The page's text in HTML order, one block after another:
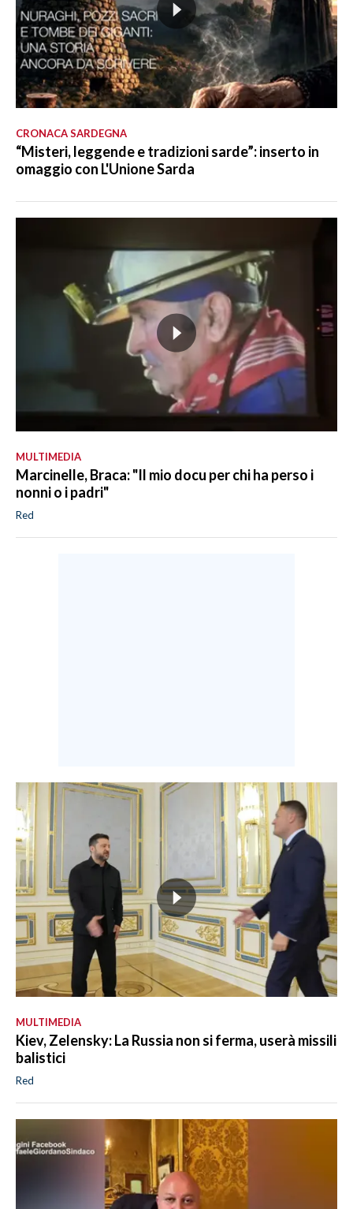
CRONACA SARDEGNA
“Misteri, leggende e tradizioni sarde”: inserto in
omaggio con L'Unione Sarda
MULTIMEDIA
Marcinelle, Braca: "Il mio docu per chi ha perso i
nonni o i padri"
Red
MULTIMEDIA
Kiev, Zelensky: La Russia non si ferma, userà missili
balistici
Red